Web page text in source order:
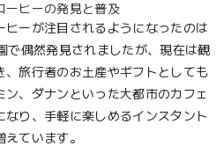
ーヒーの発見と普及
ーが注目されるようになったのは
で偶然発見されましたが、現在は観
、旅行者のお土産やギフトとしても
、ダナンといった大都市のカフェ
り、手軽に楽しめるインスタント
ています。